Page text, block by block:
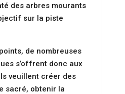
des arbres mourants
sur la piste
de nombreuses
s’offrent donc aux
veuillent créer des
sacré, obtenir la